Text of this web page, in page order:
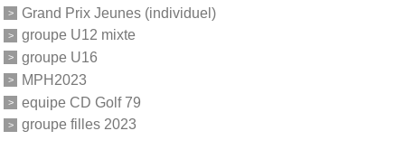
Grand Prix Jeunes (individuel)
groupe U12 mixte
groupe U16
MPH2023
equipe CD Golf 79
groupe filles 2023